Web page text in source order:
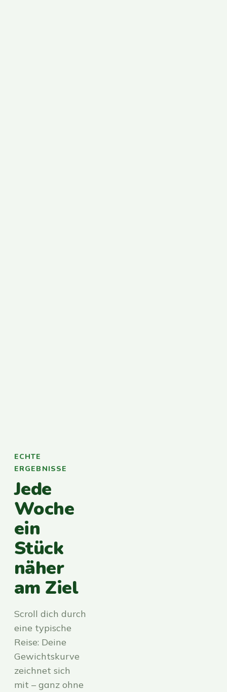
ECHTE
ERGEBNISSE
Jede
Woche
ein
Stück
näher
am Ziel
Scroll dich durch
eine typische
Reise: Deine
Gewichtskurve
zeichnet sich
mit – ganz ohne